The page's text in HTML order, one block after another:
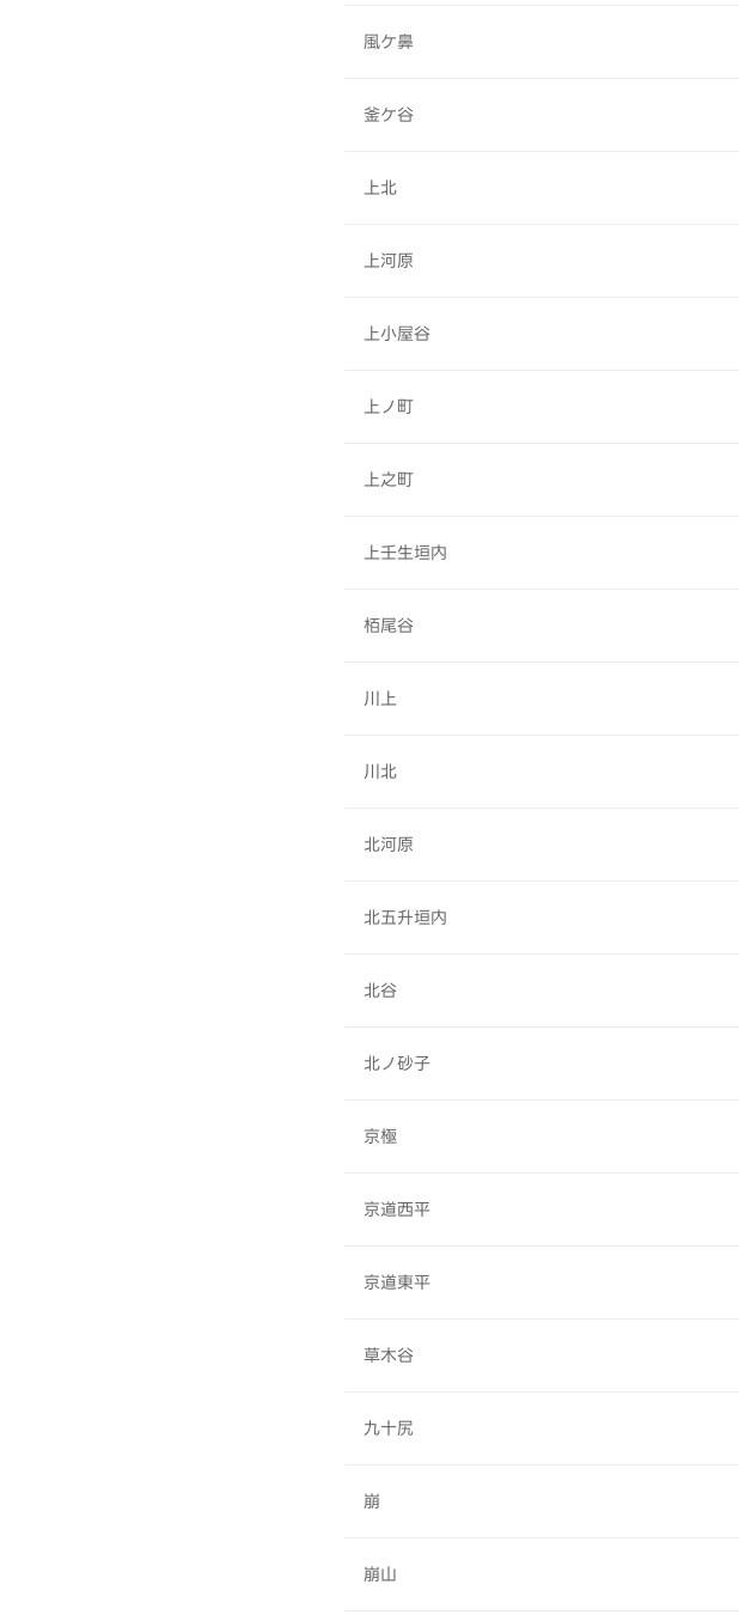
風ケ鼻
釜ケ谷
上北
上河原
上小屋谷
上ノ町
上之町
上壬生垣内
栢尾谷
川上
川北
北河原
北五升垣内
北谷
北ノ砂子
京極
京道西平
京道東平
草木谷
九十尻
崩
崩山